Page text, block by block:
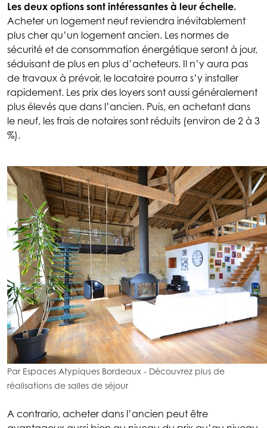
Les deux options sont intéressantes à leur échelle.
Acheter un logement neuf reviendra inévitablement
plus cher qu’un logement ancien. Les normes de
sécurité et de consommation énergétique seront à jour,
séduisant de plus en plus d’acheteurs. Il n’y aura pas
de travaux à prévoir, le locataire pourra s’y installer
rapidement. Les prix des loyers sont aussi généralement
plus élevés que dans l’ancien. Puis, en achetant dans
le neuf, les frais de notaires sont réduits (environ de 2 à 3
%).
Par Espaces Atypiques Bordeaux - Découvrez plus de
réalisations de salles de séjour
A contrario, acheter dans l’ancien peut être